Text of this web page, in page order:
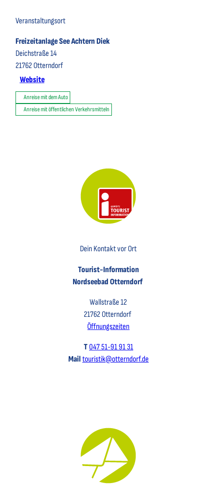
Veranstaltungsort
Freizeitanlage See Achtern Diek
Deichstraße 14
21762 Otterndorf
Website
Anreise mit dem Auto
Anreise mit öffentlichen Verkehrsmitteln
Dein Kontakt vor Ort
Tourist-Information
Nordseebad Otterndorf
Wallstraße 12
21762 Otterndorf
Öffnungszeiten
T047 51-91 91 31
Mail touristik@otterndorf.de